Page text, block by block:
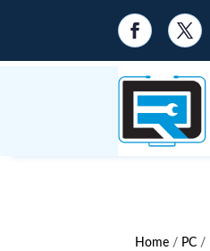
Home / PC /